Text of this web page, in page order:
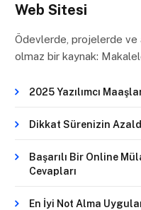
Web Sitesi
Ödevlerde, projelerde ve
olmaz bir kaynak:
2025 Yazılımcı
Dikkat Sürenizin
Başarılı Bir Online
Cevapları
En İyi Not Alma